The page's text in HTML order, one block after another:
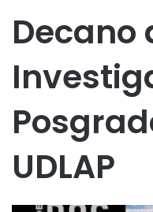
Decano
UDLAP